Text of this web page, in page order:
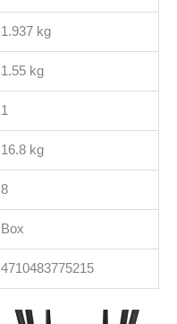
1.937 kg
1.55 kg
1
16.8 kg
8
Box
4710483775215